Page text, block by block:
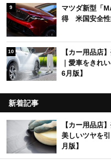
9
マツダ新型「
得 米国安全性
10
【カー用品店
｜愛車をきれ
6月版】
新着記事
【カー用品店
美しいツヤを
月版】